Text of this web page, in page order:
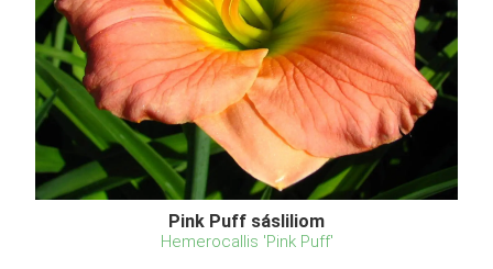
Pink Puff sásliliom
Hemerocallis 'Pink Puff'